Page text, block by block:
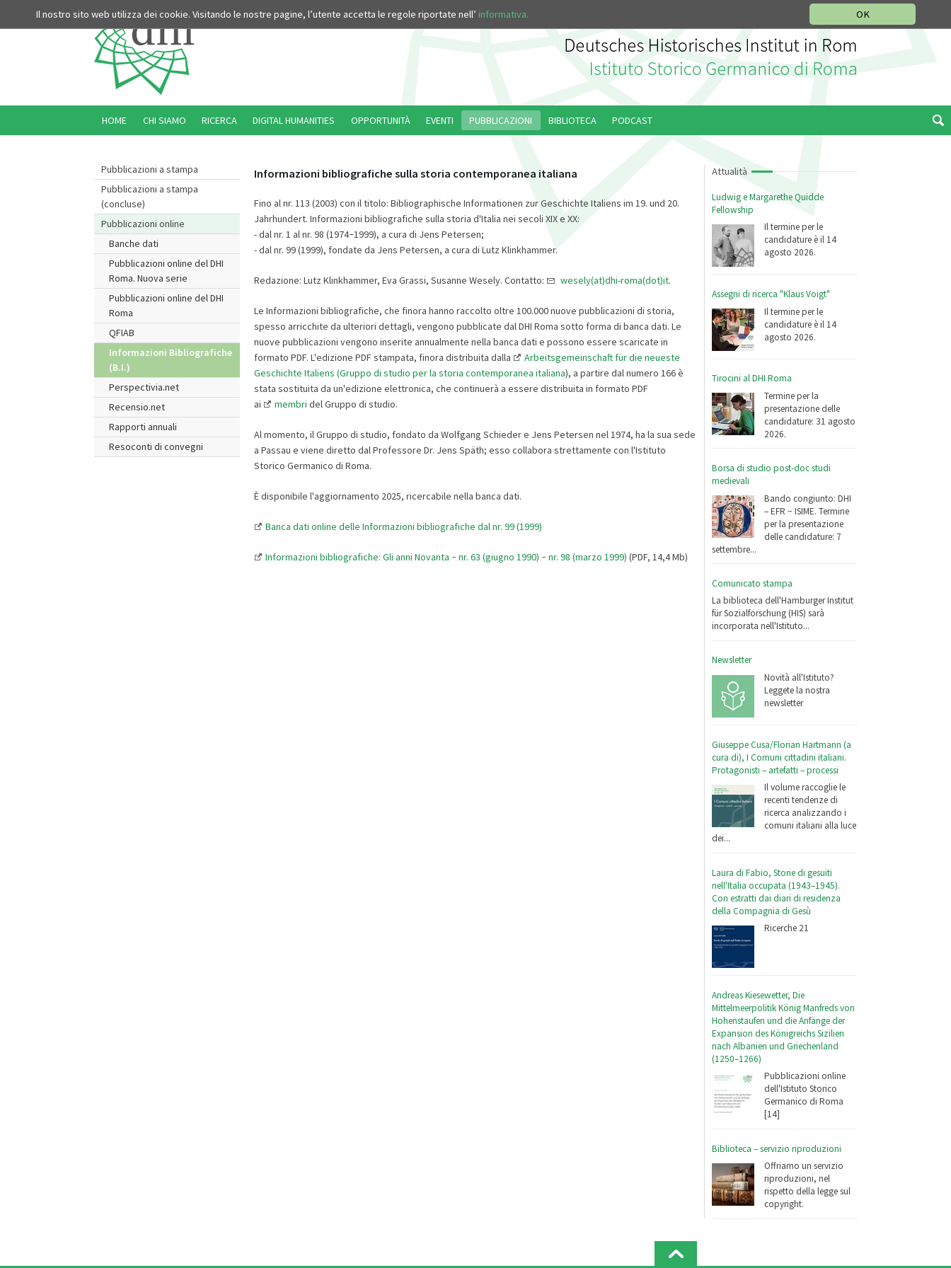
OK
Il nostro sito web utilizza dei cookie. Visitando le nostre pagine, l’utente accetta le regole riportate nell’ informativa.
Pubblicazioni a stampa
Pubblicazioni a stampa
(concluse)
Pubblicazioni online
Banche dati
Pubblicazioni online del DHI
Roma. Nuova serie
Pubblicazioni online del DHI
Roma
QFIAB
Informazioni Bibliografiche
(B.I.)
Perspectivia.net
Recensio.net
Rapporti annuali
Resoconti di convegni
Attualità
Ludwig e Margarethe Quidde
Fellowship
Il termine per le
candidature è il 14
agosto 2026.
Assegni di ricerca "Klaus Voigt"
Il termine per le
candidature è il 14
agosto 2026.
Tirocini al DHI Roma
Termine per la
presentazione delle
candidature: 31 agosto
2026.
Borsa di studio post-doc studi
medievali
Bando congiunto: DHI
– EFR − ISIME. Termine
per la presentazione
delle candidature: 7
settembre...
Comunicato stampa
La biblioteca dell'Hamburger Institut
für Sozialforschung (HIS) sarà
incorporata nell'Istituto...
Newsletter
Novità all'Istituto?
Leggete la nostra
newsletter
Giuseppe Cusa/Florian Hartmann (a
cura di), I Comuni cittadini italiani.
Protagonisti – artefatti – processi
Il volume raccoglie le
recenti tendenze di
ricerca analizzando i
comuni italiani alla luce
dei...
Laura di Fabio, Storie di gesuiti
nell'Italia occupata (1943–1945).
Con estratti dai diari di residenza
della Compagnia di Gesù
Ricerche 21
Andreas Kiesewetter, Die
Mittelmeerpolitik König Manfreds von
Hohenstaufen und die Anfänge der
Expansion des Königreichs Sizilien
nach Albanien und Griechenland
(1250–1266)
Pubblicazioni online
dell'Istituto Storico
Germanico di Roma
[14]
Biblioteca – servizio riproduzioni
Offriamo un servizio
riproduzioni, nel
rispetto della legge sul
copyright.
Informazioni bibliografiche sulla storia contemporanea italiana
Fino al nr. 113 (2003) con il titolo: Bibliographische Informationen zur Geschichte Italiens im 19. und 20.
Jahrhundert. Informazioni bibliografiche sulla storia d'Italia nei secoli XIX e XX:
- dal nr. 1 al nr. 98 (1974–1999), a cura di Jens Petersen;
- dal nr. 99 (1999), fondate da Jens Petersen, a cura di Lutz Klinkhammer.
Redazione: Lutz Klinkhammer, Eva Grassi, Susanne Wesely. Contatto: wesely(at)dhi-roma(dot)it.
Le Informazioni bibliografiche, che finora hanno raccolto oltre 100.000 nuove pubblicazioni di storia,
spesso arricchite da ulteriori dettagli, vengono pubblicate dal DHI Roma sotto forma di banca dati. Le
nuove pubblicazioni vengono inserite annualmente nella banca dati e possono essere scaricate in
formato PDF. L'edizione PDF stampata, finora distribuita dalla
Arbeitsgemeinschaft für die neueste
Geschichte Italiens (Gruppo di studio per la storia contemporanea italiana), a partire dal numero 166 è
stata sostituita da un'edizione elettronica, che continuerà a essere distribuita in formato PDF
ai
membri del Gruppo di studio.
Al momento, il Gruppo di studio, fondato da Wolfgang Schieder e Jens Petersen nel 1974, ha la sua sede
a Passau e viene diretto dal Professore Dr. Jens Späth; esso collabora strettamente con l'Istituto
Storico Germanico di Roma.
È disponibile l'aggiornamento 2025, ricercabile nella banca dati.
Banca dati online delle Informazioni bibliografiche dal nr. 99 (1999)
Informazioni bibliografiche: Gli anni Novanta –nr. 63 (giugno 1990) –nr. 98 (marzo 1999) (PDF, 14,4 Mb)
HOME CHI SIAMO RICERCA DIGITAL HUMANITIES OPPORTUNITÀ EVENTI PUBBLICAZIONI BIBLIOTECA PODCAST